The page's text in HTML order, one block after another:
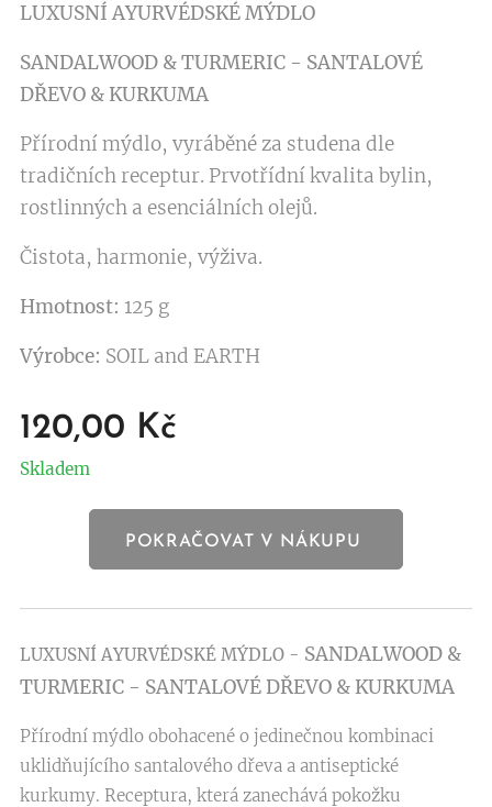
LUXUSNÍ AYURVÉDSKÉ MÝDLO
SANDALWOOD & TURMERIC - SANTALOVÉ
DŘEVO & KURKUMA
Přírodní mýdlo, vyráběné za studena dle
tradičních receptur. Prvotřídní kvalita bylin,
rostlinných a esenciálních olejů.
Čistota, harmonie, výživa.
Hmotnost: 125 g
Výrobce: SOIL and EARTH
120,00 Kč
Skladem
POKRAČOVAT V NÁKUPU
LUXUSNÍ AYURVÉDSKÉ MÝDLO - SANDALWOOD &
TURMERIC - SANTALOVÉ DŘEVO & KURKUMA
Přírodní mýdlo obohacené o jedinečnou kombinaci
uklidňujícího santalového dřeva a antiseptické
kurkumy. Receptura, která zanechává pokožku